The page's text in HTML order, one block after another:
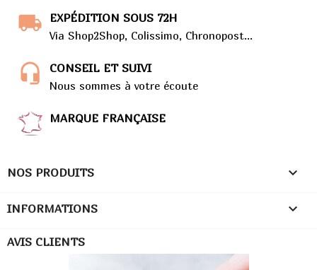
EXPÉDITION SOUS 72H
Via Shop2Shop, Colissimo, Chronopost...
CONSEIL ET SUIVI
Nous sommes à votre écoute
MARQUE FRANÇAISE
NOS PRODUITS 
INFORMATIONS 
AVIS CLIENTS